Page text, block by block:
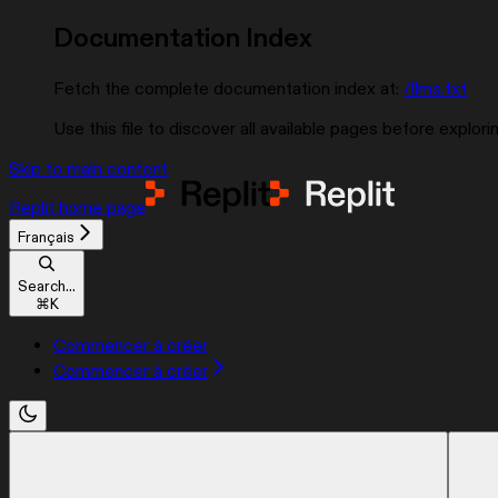
Documentation Index
Fetch the complete documentation index at: /llms.txt
Use this file to discover all available pages before
Skip to main content
Replit home page
Français
Search...
⌘K
Commencer à créer
Commencer à créer